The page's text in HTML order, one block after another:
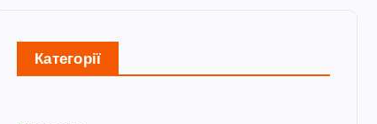
Категорії